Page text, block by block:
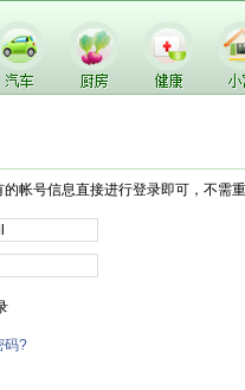
帐号信息直接进行登录即可，不需
码?